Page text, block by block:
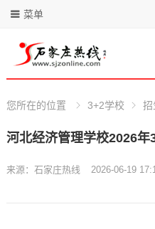
菜单
您所在的位置 3+2学校 招
河北经济管理学校2026年
来源： 石家庄热线 2026-06-19